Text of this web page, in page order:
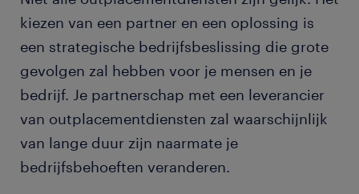
kiezen van een partner en een oplossing is
een strategische bedrijfsbeslissing die grote
gevolgen zal hebben voor je mensen en je
bedrijf. Je partnerschap met een leverancier
van outplacementdiensten zal waarschijnlijk
van lange duur zijn naarmate je
bedrijfsbehoeften veranderen.